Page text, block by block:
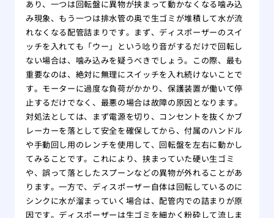
あり、一つは回転盤に異物が挟まって動かなくなる噛み込
み現象、もう一つは排水管の奥で生ゴミが堆積して水が流
れなくなる配管詰まりです。まず、ディスポーザーのスイ
ッチを入れても「ウー」という唸り音がするだけで回転し
ない場合は、噛み込みを疑うべきでしょう。この際、最も
重要なのは、絶対に無理にスイッチを入れ続けないことで
す。モーターに過度な負荷がかかり、保護装置が働いて停
止するだけでなく、最悪の場合は故障の原因となります。
対処法としては、まず電源を切り、コンセントを抜くかブ
レーカーを落として安全を確保してから、付属のハンドル
や手動回し用のレンチを使用して、回転盤を左右に動かし
てみることです。これにより、挟まっていた硬い生ゴミ
や、誤って落としたスプーンなどの異物が外れることがあ
ります。一方で、ディスポーザー自体は回転しているのに
シンクに水が溜まっていく場合は、配管内での詰まりが原
因です。ディスポーザーは生ゴミを細かく粉砕して流しま